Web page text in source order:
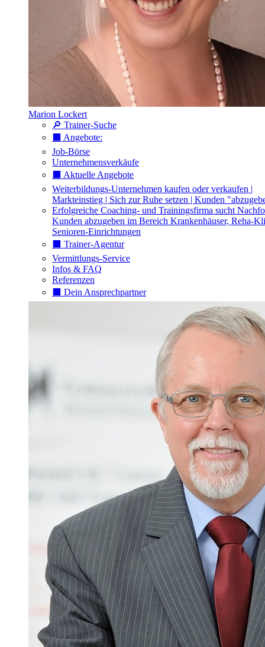
Marion Lockert
🔎 Trainer-Suche
⬛️ Angebote:
Job-Börse
Unternehmensverkäufe
⬛️ Aktuelle Angebote
Weiterbildungs-Unternehmen kaufen oder verkaufen |
Markteinstieg | Sich zur Ruhe setzen | Kunden
Erfolgreiche Coaching- und Trainingsfirma sucht
Kunden abzugeben im Bereich Krankenhäuser, Reha-
Senioren-Einrichtungen
⬛️ Trainer-Agentur
Vermittlungs-Service
Infos & FAQ
Referenzen
⬛️ Dein Ansprechpartner